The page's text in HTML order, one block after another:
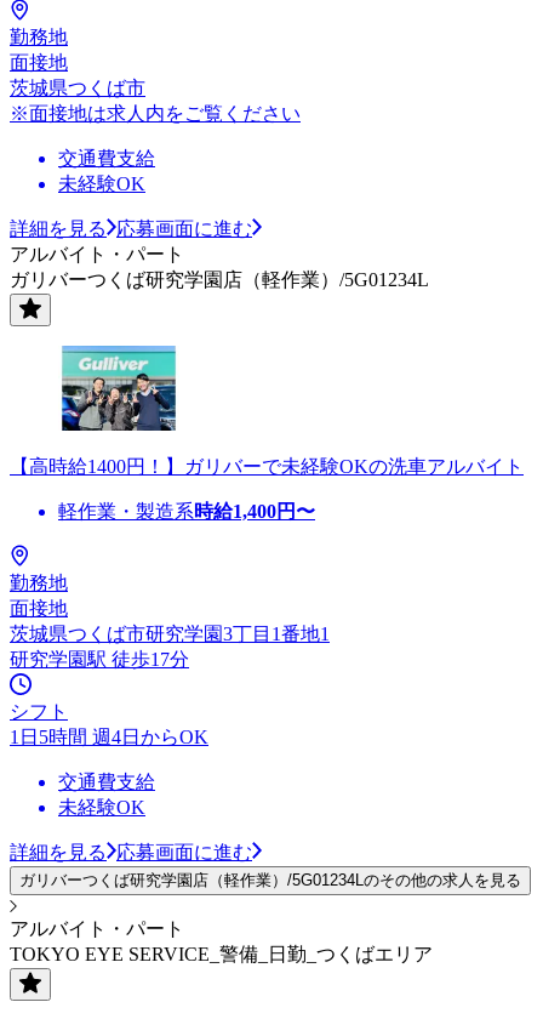
勤務地
面接地
茨城県つくば市
※面接地は求人内をご覧ください
交通費支給
未経験OK
詳細を見る
応募画面に進む
アルバイト・パート
ガリバーつくば研究学園店（軽作業）/5G01234L
【高時給1400円！】ガリバーで未経験OKの洗車アルバイト
軽作業・製造系時給1,400円〜
勤務地
面接地
茨城県つくば市研究学園3丁目1番地1
研究学園駅 徒歩17分
シフト
1日5時間 週4日からOK
交通費支給
未経験OK
詳細を見る 応募画面に進む
ガリバーつくば研究学園店（軽作業）/5G01234Lのその他の求人を見る
アルバイト・パート
TOKYO EYE SERVICE_警備_日勤_つくばエリア